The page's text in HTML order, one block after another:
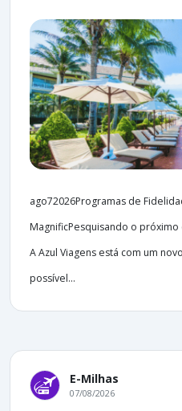
ago72026Programas de
MagnificPesquisando o
A Azul Viagens está com um
possível...
E-Milhas
07/08/2026